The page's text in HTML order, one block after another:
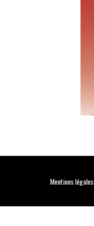
Mentions légales